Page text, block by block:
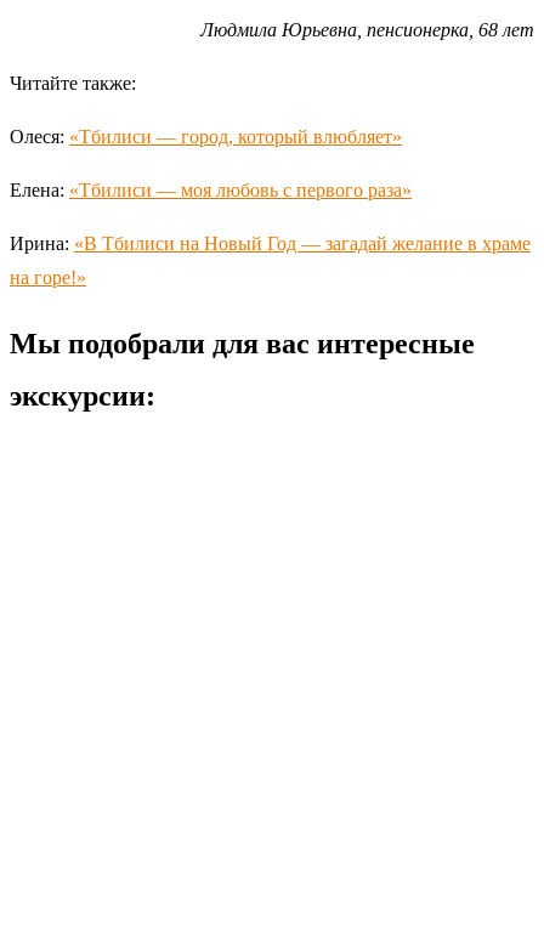
Людмила Юрьевна, пенсионерка, 68 лет
Читайте также:
Олеся: «Тбилиси — город, который влюбляет»
Елена: «Тбилиси — моя любовь с первого раза»
Ирина: «В Тбилиси на Новый Год — загадай желание в храме
на горе!»
Мы подобрали для вас интересные
экскурсии: